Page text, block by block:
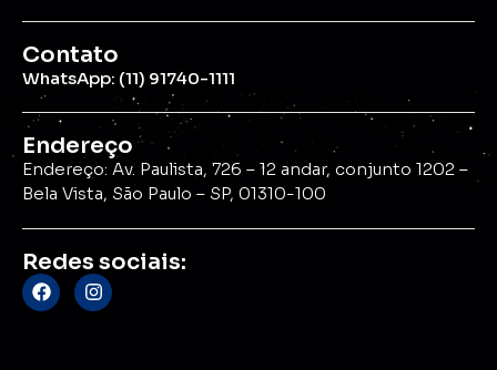
Contato
WhatsApp: (11) 91740-1111
Endereço
Endereço: Av. Paulista, 726 – 12 andar, conjunto 1202 –
Bela Vista, São Paulo – SP, 01310-100
Redes sociais: